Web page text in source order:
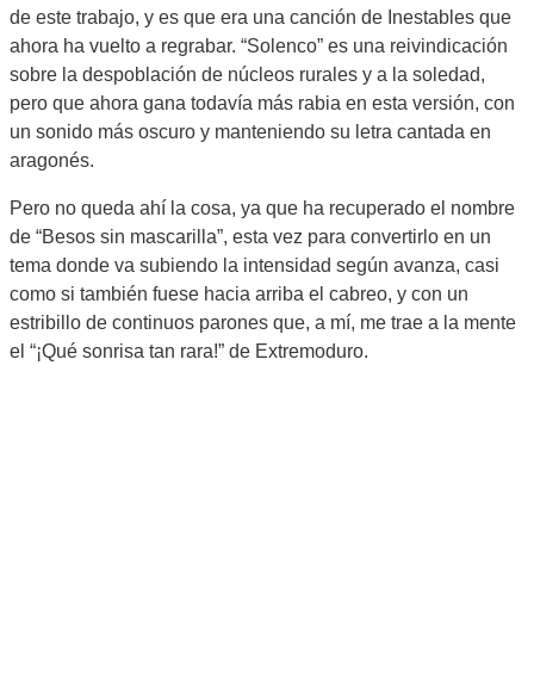
de este trabajo, y es que era una canción de Inestables que
ahora ha vuelto a regrabar. “Solenco” es una reivindicación
sobre la despoblación de núcleos rurales y a la soledad,
pero que ahora gana todavía más rabia en esta versión, con
un sonido más oscuro y manteniendo su letra cantada en
aragonés.
Pero no queda ahí la cosa, ya que ha recuperado el nombre
de “Besos sin mascarilla”, esta vez para convertirlo en un
tema donde va subiendo la intensidad según avanza, casi
como si también fuese hacia arriba el cabreo, y con un
estribillo de continuos parones que, a mí, me trae a la mente
el “¡Qué sonrisa tan rara!” de Extremoduro.